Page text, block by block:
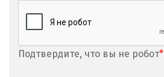
Подтвердите, что вы не робот*